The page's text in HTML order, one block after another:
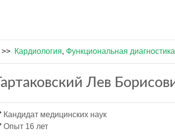
>> Кардиология, Функциональная диагностика
Тартаковский Лев
Кандидат медицинских наук
Опыт 16 лет